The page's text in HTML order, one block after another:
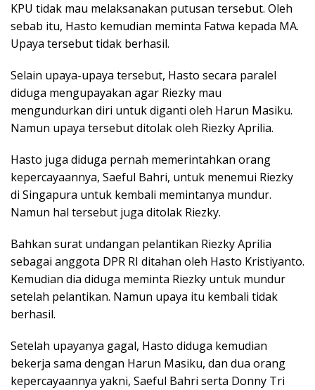
KPU tidak mau melaksanakan putusan tersebut. Oleh
sebab itu, Hasto kemudian meminta Fatwa kepada MA.
Upaya tersebut tidak berhasil.
Selain upaya-upaya tersebut, Hasto secara paralel
diduga mengupayakan agar Riezky mau
mengundurkan diri untuk diganti oleh Harun Masiku.
Namun upaya tersebut ditolak oleh Riezky Aprilia.
Hasto juga diduga pernah memerintahkan orang
kepercayaannya, Saeful Bahri, untuk menemui Riezky
di Singapura untuk kembali memintanya mundur.
Namun hal tersebut juga ditolak Riezky.
Bahkan surat undangan pelantikan Riezky Aprilia
sebagai anggota DPR RI ditahan oleh Hasto Kristiyanto.
Kemudian dia diduga meminta Riezky untuk mundur
setelah pelantikan. Namun upaya itu kembali tidak
berhasil.
Setelah upayanya gagal, Hasto diduga kemudian
bekerja sama dengan Harun Masiku, dan dua orang
kepercayaannya yakni, Saeful Bahri serta Donny Tri